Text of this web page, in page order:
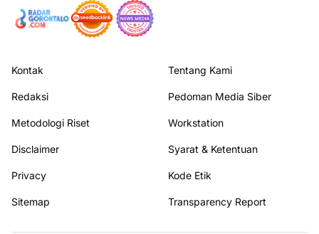
Kontak Tentang Kami
Redaksi Pedoman Media Siber
Metodologi Riset Workstation
Disclaimer Syarat & Ketentuan
Privacy Kode Etik
Sitemap Transparency Report